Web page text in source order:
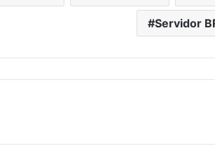
Servidor